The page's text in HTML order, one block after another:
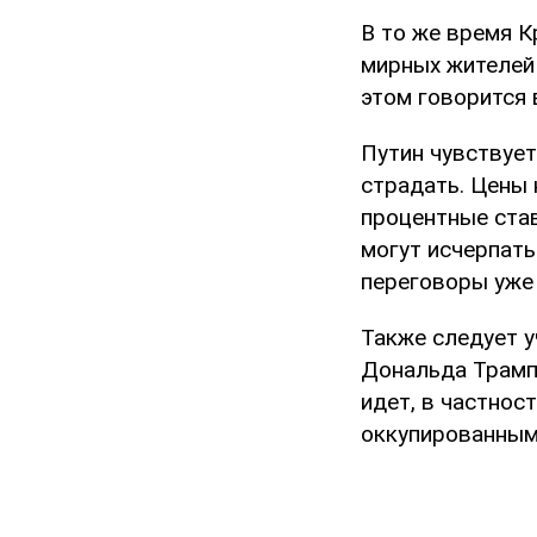
В то же время
мирных жителей
этом говорится
Путин
страдать. Цены
процентные
могут
переговоры
Также следует
Дональда
идет, в